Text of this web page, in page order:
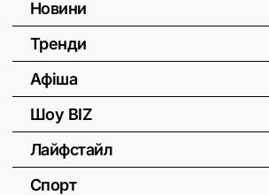
Новини
Тренди
Афіша
Шоу BIZ
Лайфстайл
Спорт